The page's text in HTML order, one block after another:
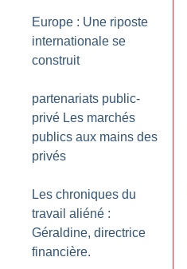
Europe : Une riposte
internationale se
construit
partenariats public-
privé Les marchés
publics aux mains des
privés
Les chroniques du
travail aliéné :
Géraldine, directrice
financière.